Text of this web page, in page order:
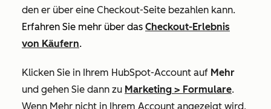
den er über eine Checkout-Seite bezahlen kann.
Erfahren Sie mehr über das Checkout-Erlebnis
von Käufern.
Klicken Sie in Ihrem HubSpot-Account auf Mehr
und gehen Sie dann zu Marketing > Formulare.
Wenn Mehr nicht in Ihrem Account angezeigt wird,